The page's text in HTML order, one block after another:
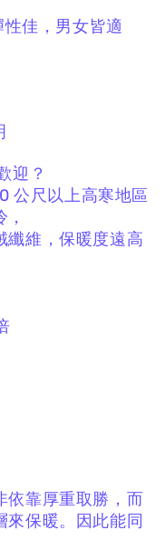
性佳，男女皆適
迎？
公尺以上高寒地區
纖維，保暖度遠高
依靠厚重取勝， 而
保暖。
因此能同